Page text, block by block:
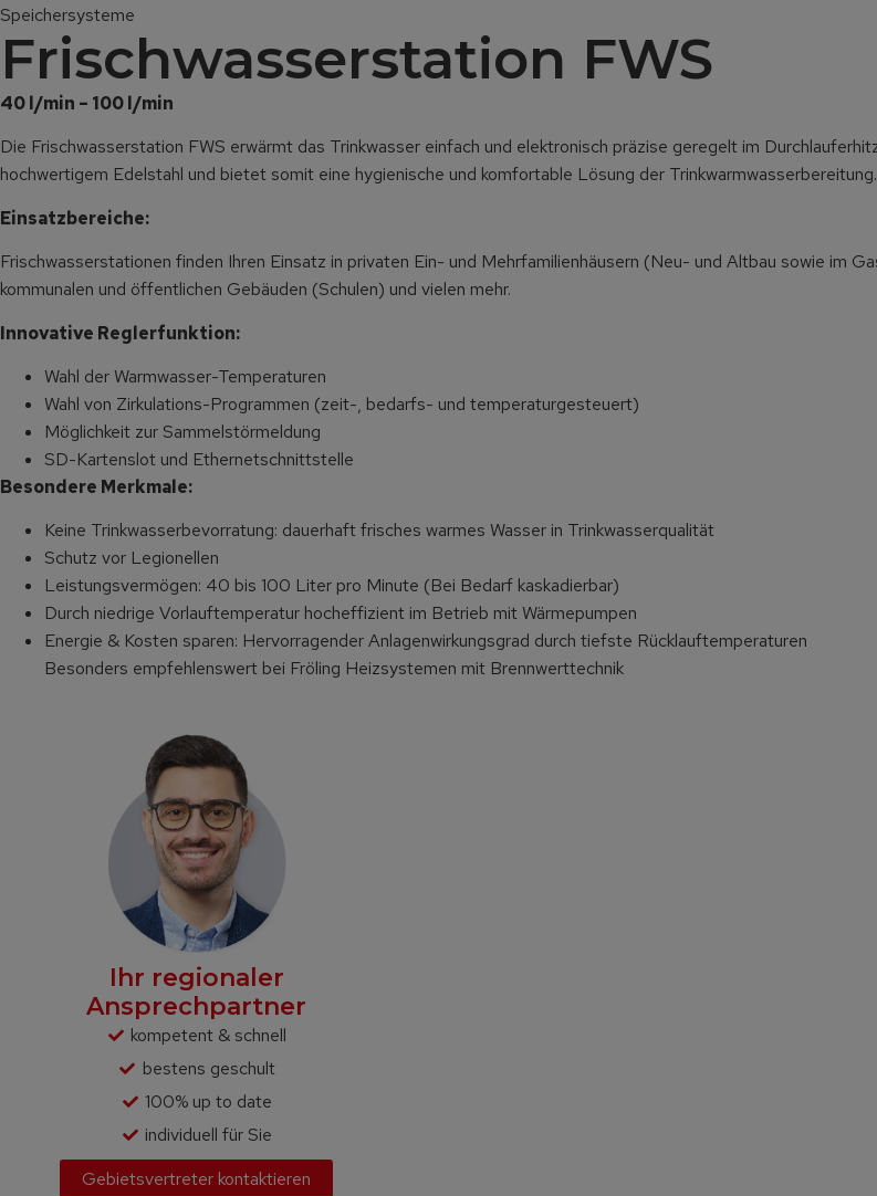
Speichersysteme
Frisch­wasser­station FWS
40 l/min – 100 l/min
Die Frischwasserstation FWS erwärmt das Trinkwasser einfach und elektronisch präzise geregelt im
hochwertigem Edelstahl und bietet somit eine hygienische und komfortable Lösung der
Einsatzbereiche:
Frischwasserstationen finden Ihren Einsatz in privaten Ein- und Mehrfamilienhäusern (Neu- und Altbau sowie im
kommunalen und öffentlichen Gebäuden (Schulen) und vielen mehr.
Innovative Reglerfunktion:
Wahl der Warmwasser-Temperaturen
Wahl von Zirkulations-Programmen (zeit-, bedarfs- und temperaturgesteuert)
Möglichkeit zur Sammelstörmeldung
SD-Kartenslot und Ethernetschnittstelle
Besondere Merkmale:
Keine Trinkwasserbevorratung: dauerhaft frisches warmes Wasser in Trinkwasserqualität
Schutz vor Legionellen
Leistungsvermögen: 40 bis 100 Liter pro Minute (Bei Bedarf kaskadierbar)
Durch niedrige Vorlauftemperatur hocheffizient im Betrieb mit Wärmepumpen
Energie & Kosten sparen: Hervorragender Anlagenwirkungsgrad durch tiefste Rücklauftemperaturen
Besonders empfehlenswert bei Fröling Heizsystemen mit Brennwerttechnik
Ihr regionaler
Ansprechpartner
kompetent & schnell
bestens geschult
100% up to date
individuell für Sie
Gebietsvertreter kontaktieren